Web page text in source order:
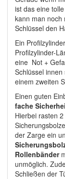
ist das eine
kann man noch
Schlüssel den
Ein
Profilzylinder-
eine Not +
Schlüssel
einem zweiten
Einen guten
fache
Hierbei rasten
der Zarge ein
Rollenbänder
unmöglich.
Schließen der